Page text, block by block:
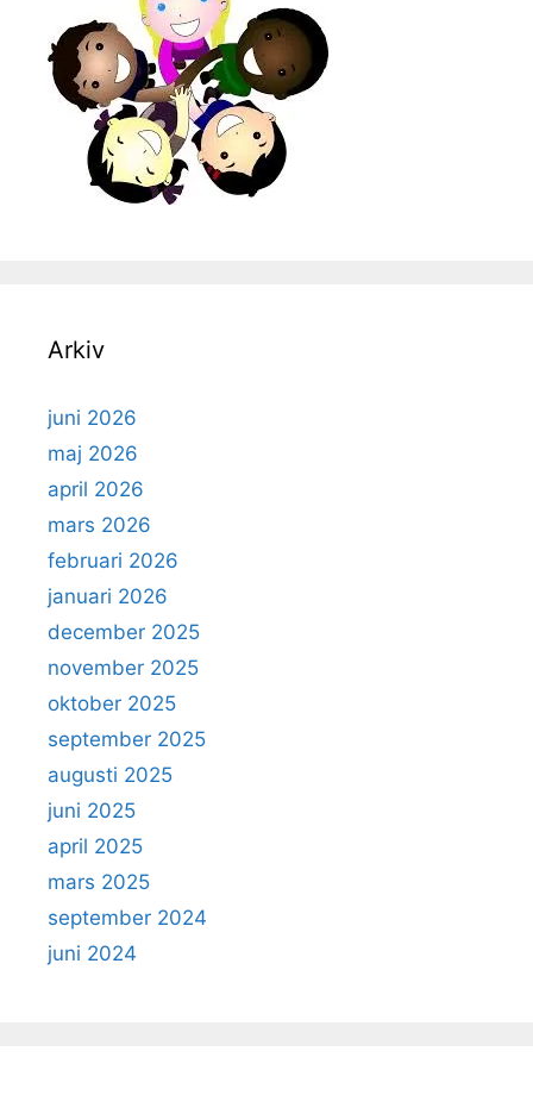
Arkiv
juni 2026
maj 2026
april 2026
mars 2026
februari 2026
januari 2026
december 2025
november 2025
oktober 2025
september 2025
augusti 2025
juni 2025
april 2025
mars 2025
september 2024
juni 2024